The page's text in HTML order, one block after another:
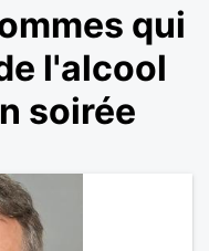
qui
l'alcool
soirée